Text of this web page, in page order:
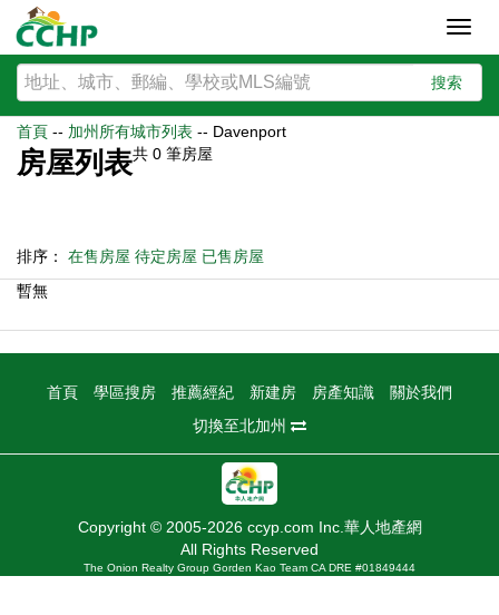
搜索
首頁 -- 加州所有城市列表 -- Davenport
房屋列表共 0 筆房屋
排序： 在售房屋 待定房屋 已售房屋
暫無
首頁 學區搜房 推薦經紀 新建房 房產知識
關於我們
切換至北加州
Copyright © 2005-2026 ccyp.com Inc.華人地產網
All Rights Reserved
The Onion Realty Group Gorden Kao Team CA DRE #01849444